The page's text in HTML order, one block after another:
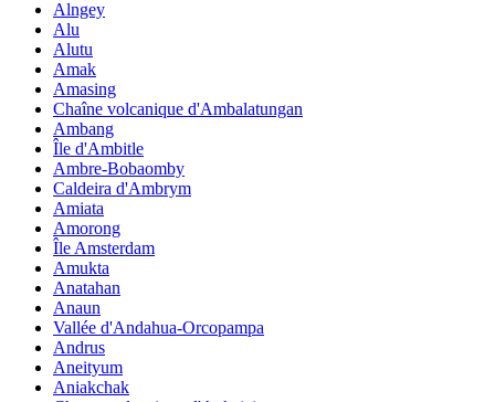
Alngey
Alu
Alutu
Amak
Amasing
Chaîne volcanique d'Ambalatungan
Ambang
Île d'Ambitle
Ambre-Bobaomby
Caldeira d'Ambrym
Amiata
Amorong
Île Amsterdam
Amukta
Anatahan
Anaun
Vallée d'Andahua-Orcopampa
Andrus
Aneityum
Aniakchak